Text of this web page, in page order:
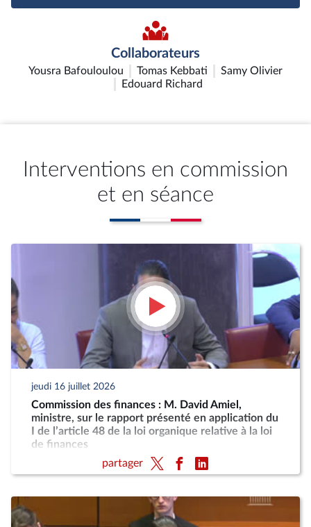
Collaborateurs
Yousra Bafouloulou Tomas Kebbati
Samy Olivier
Edouard Richard
Interventions en commission
et en séance
jeudi 16 juillet 2026
Commission des finances : M. David Amiel,
ministre, sur le rapport présenté en application du
I de l’article 48 de la loi organique relative à la loi
de finances
partager